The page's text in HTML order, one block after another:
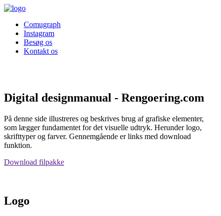
Comugraph
Instagram
Besøg os
Kontakt os
Digital designmanual - Rengoering.com
På denne side illustreres og beskrives brug af grafiske elementer,
som lægger fundamentet for det visuelle udtryk. Herunder logo,
skrifttyper og farver. Gennemgående er links med download
funktion.
Download filpakke
Logo